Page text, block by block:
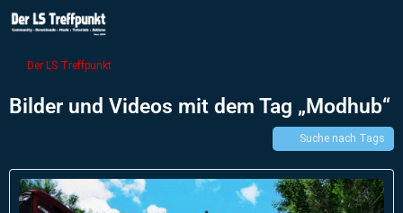
Der LS Treffpunkt
Bilder und Videos mit dem Tag „Modhub“
Suche nach Tags